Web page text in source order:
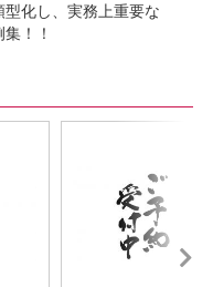
化し、実務上重要な
！！